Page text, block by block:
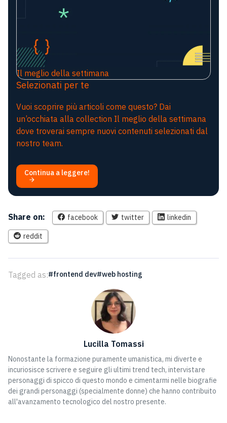
Il meglio della settimana
Selezionati per te
Vuoi scoprire più articoli come questo? Dai
un’occhiata alla collection Il meglio della settimana
dove troverai sempre nuovi contenuti selezionati dal
nostro team.
Continua a leggere!
Share on: facebook twitter linkedin
reddit
Tagged as: frontend dev web hosting
Lucilla Tomassi
Nonostante la formazione puramente umanistica, mi diverte e
incuriosisce scrivere e seguire gli ultimi trend tech, intervistare
personaggi di spicco di questo mondo e cimentarmi nelle biografie
dei grandi personaggi (specialmente donne) che hanno contribuito
all'avanzamento tecnologico del nostro presente.